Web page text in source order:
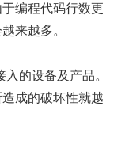
编程代码行数更
来越多。
的设备及产品。
成的破坏性就越